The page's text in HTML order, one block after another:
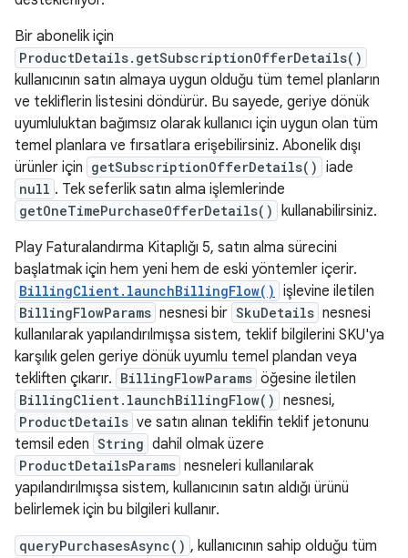
Bir abonelik için
ProductDetails.getSubscriptionOfferDetails()
kullanıcının satın almaya uygun olduğu tüm temel planların
ve tekliflerin listesini döndürür. Bu sayede, geriye dönük
uyumluluktan bağımsız olarak kullanıcı için uygun olan tüm
temel planlara ve fırsatlara erişebilirsiniz. Abonelik dışı
ürünler için getSubscriptionOfferDetails() iade
null . Tek seferlik satın alma işlemlerinde
getOneTimePurchaseOfferDetails() kullanabilirsiniz.
Play Faturalandırma Kitaplığı 5, satın alma sürecini
başlatmak için hem yeni hem de eski yöntemler içerir.
BillingClient.launchBillingFlow() işlevine iletilen
BillingFlowParams nesnesi bir SkuDetails nesnesi
kullanılarak yapılandırılmışsa sistem, teklif bilgilerini SKU'ya
karşılık gelen geriye dönük uyumlu temel plandan veya
tekliften çıkarır. BillingFlowParams öğesine iletilen
BillingClient.launchBillingFlow() nesnesi,
ProductDetails ve satın alınan teklifin teklif jetonunu
temsil eden String dahil olmak üzere
ProductDetailsParams nesneleri kullanılarak
yapılandırılmışsa sistem, kullanıcının satın aldığı ürünü
belirlemek için bu bilgileri kullanır.
queryPurchasesAsync() , kullanıcının sahip olduğu tüm